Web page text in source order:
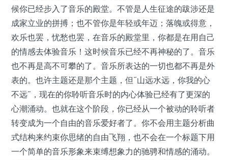
候你已经步入了音乐的殿堂。不管是人生征途的跋涉还是
成家立业的拼搏；也不管你是年轻或年迈；落魄或得意，
欢乐也罢，忧愁也罢，在音乐的殿堂里，你都是在用自己
的情感去体验音乐！这时候音乐已经不再神秘的了。音乐
也不再是高不可攀的了。音乐所表达的一切也都不再是外
表的。也许主题还是那个主题，但“山远水远，你我的心
不远”，现在的你聆听音乐时的内心体验已经有了更深的
心潮涌动。也就在这个阶段，你已经从一个被动的聆听者
转变成为一个自由的音乐爱好者了。你不会用主题分析曲
式结构来约束你思绪的自由飞翔，也不会在一个标题下用
一个简单的音乐形象来束缚想象力的驰骋和情感的涌动。